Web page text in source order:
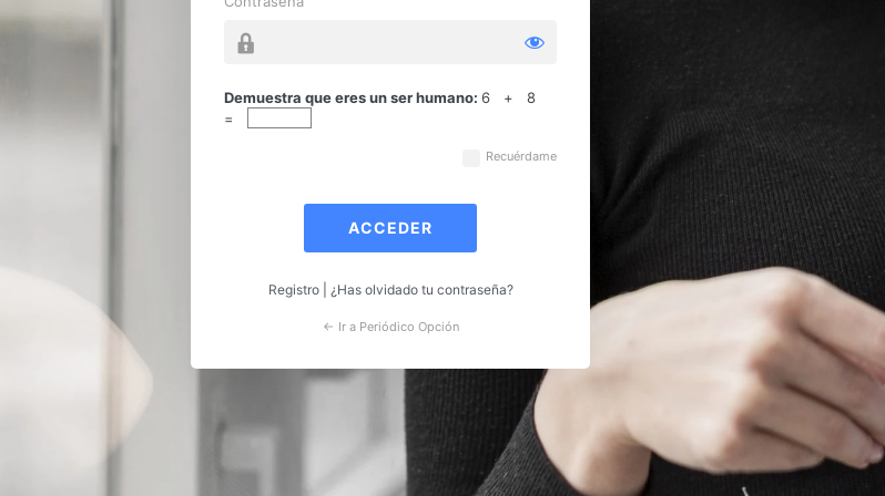
Acceder
Demuestra que eres un ser humano: 6 + 8
=
Recuérdame
Registro| ¿Has olvidado tu contraseña?
← Ir a Periódico Opción